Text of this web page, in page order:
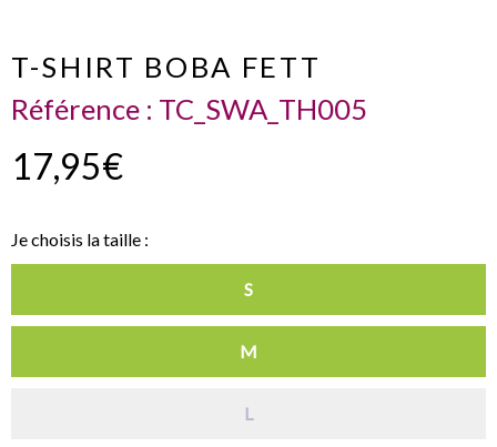
T-SHIRT BOBA FETT
Référence : TC_SWA_TH005
17,95€
Je choisis la taille :
S
M
L